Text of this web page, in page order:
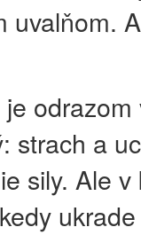
uvalňom.
strach a
sily. Ale